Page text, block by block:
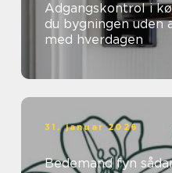
Adgangskontrol i
du bygningen uden
med hverdagen
31. januar 2026
Bedemand fyn sådan får du tryg hjælp til